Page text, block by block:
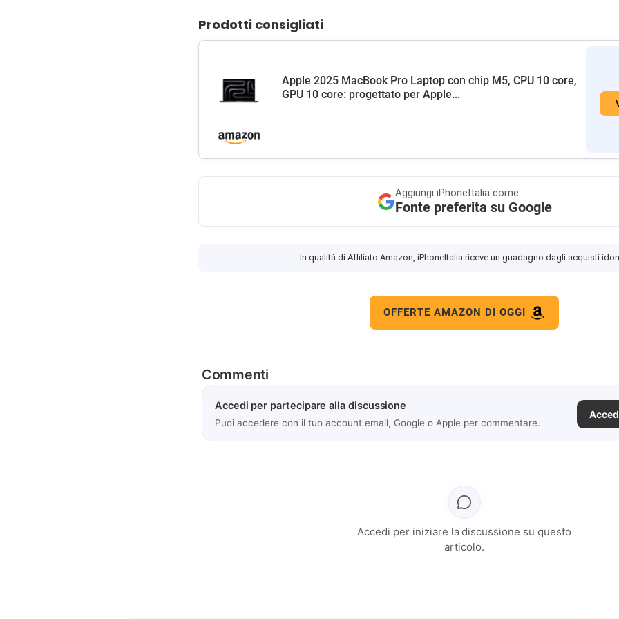
Prodotti consigliati
Apple 2025 MacBook Pro Laptop con chip M5, CPU 10 core,
GPU 10 core: progettato per Apple...
Aggiungi iPhoneItalia come
Fonte preferita su Google
In qualità di Affiliato Amazon, iPhoneItalia riceve un guadagno dagli acquisti
OFFERTE AMAZON DI OGGI
Commenti
Accedi per partecipare alla discussione
Puoi accedere con il tuo account email, Google o Apple per commentare.
Accedi per iniziare la discussione su questo
articolo.